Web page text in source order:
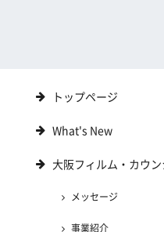
トップページ
What's New
大阪フィルム・カウン
メッセージ
事業紹介